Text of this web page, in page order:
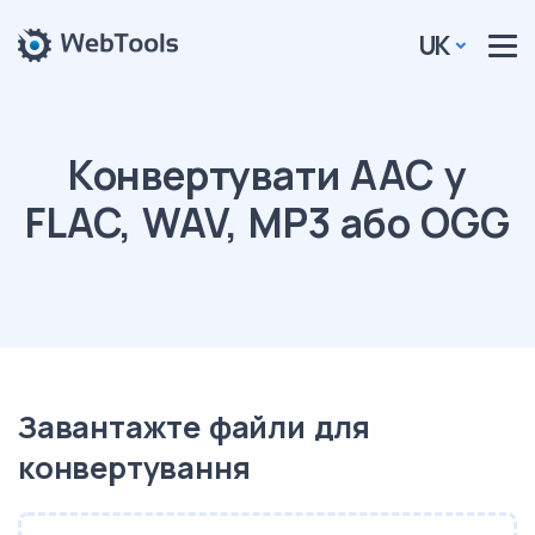
UK
Конвертувати AAC у
FLAC, WAV, MP3 або OGG
Завантажте файли для
конвертування